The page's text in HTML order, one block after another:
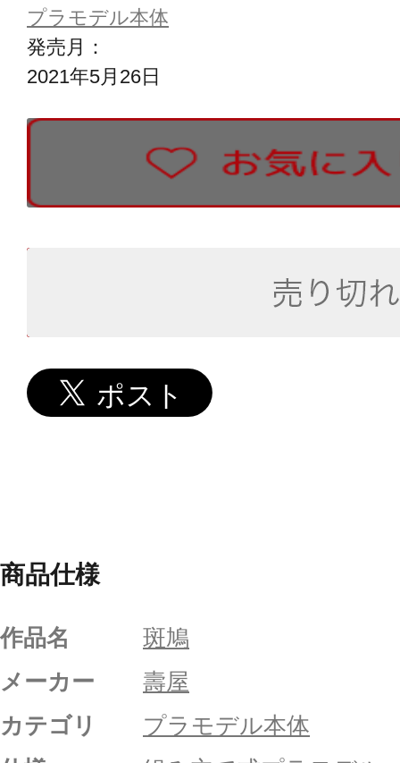
プラモデル本体
発売月：
2021年5月26日
商品仕様
作品名
斑鳩
メーカー
壽屋
カテゴリ
プラモデル本体